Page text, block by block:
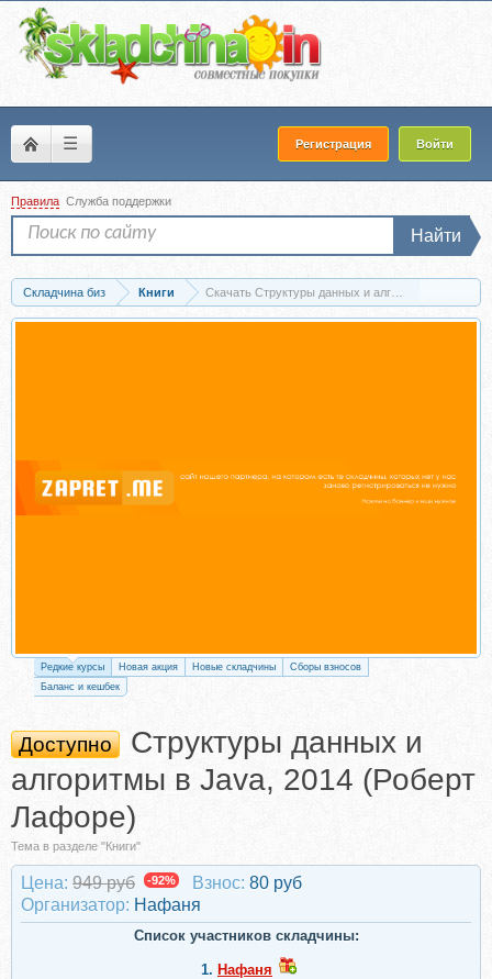
☰ Регистрация Войти
Правила Служба поддержки
Найти
Складчина биз Книги Скачать Структуры данных и алгоритмы в Java,
Редкие курсы Новая акция Новые складчины
Сборы взносов
Баланс и кешбек
Доступно
Структуры данных и
алгоритмы в Java, 2014 (Роберт
Лафоре)
Тема в разделе "Книги"
Цена: 949 руб -92% Взнос: 80 руб
Организатор: Нафаня
Список участников складчины:
1. Нафаня